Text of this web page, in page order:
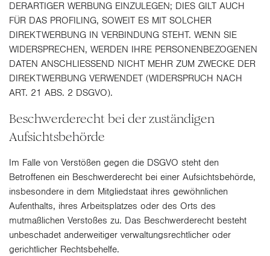
DERARTIGER WERBUNG EINZULEGEN; DIES GILT AUCH
FÜR DAS PROFILING, SOWEIT ES MIT SOLCHER
DIREKTWERBUNG IN VERBINDUNG STEHT. WENN SIE
WIDERSPRECHEN, WERDEN IHRE PERSONENBEZOGENEN
DATEN ANSCHLIESSEND NICHT MEHR ZUM ZWECKE DER
DIREKTWERBUNG VERWENDET (WIDERSPRUCH NACH
ART. 21 ABS. 2 DSGVO).
Beschwerde­recht bei der zuständigen
Aufsichts­behörde
Im Falle von Verstößen gegen die DSGVO steht den
Betroffenen ein Beschwerderecht bei einer Aufsichtsbehörde,
insbesondere in dem Mitgliedstaat ihres gewöhnlichen
Aufenthalts, ihres Arbeitsplatzes oder des Orts des
mutmaßlichen Verstoßes zu. Das Beschwerderecht besteht
unbeschadet anderweitiger verwaltungsrechtlicher oder
gerichtlicher Rechtsbehelfe.